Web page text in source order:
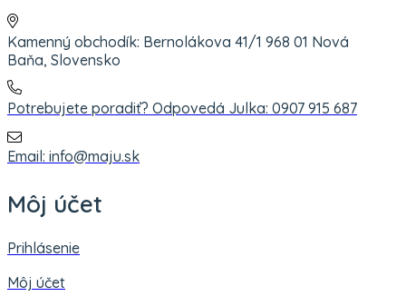
Kamenný obchodík: Bernolákova 41/1 968 01 Nová
Baňa, Slovensko
Potrebujete poradiť? Odpovedá Julka: 0907 915 687
Email: info@maju.sk
Môj účet
Prihlásenie
Môj účet